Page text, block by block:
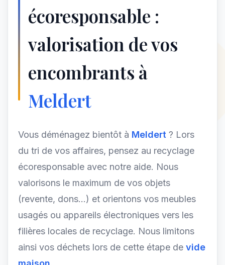
écoresponsable :
valorisation de vos
encombrants à
Meldert
Vous déménagez bientôt à Meldert ? Lors
du tri de vos affaires, pensez au recyclage
écoresponsable avec notre aide. Nous
valorisons le maximum de vos objets
(revente, dons...) et orientons vos meubles
usagés ou appareils électroniques vers les
filières locales de recyclage. Nous limitons
ainsi vos déchets lors de cette étape de vide